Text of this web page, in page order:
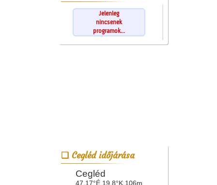
Jelenleg
nincsenek
programok...
Cegléd időjárása